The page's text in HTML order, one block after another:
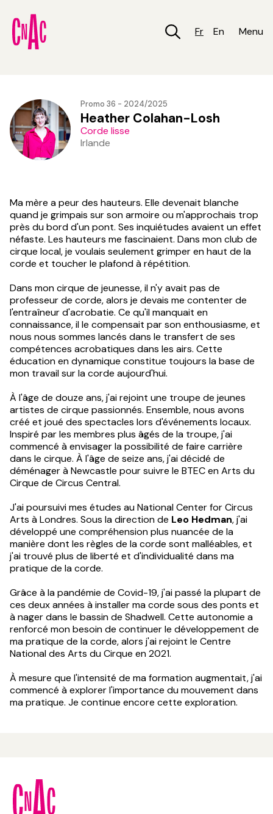
contenu
principal
Fr En Menu
Promo 36 - 2024/2025
Heather Colahan-Losh
Corde lisse
Irlande
Ma mère a peur des hauteurs. Elle devenait blanche
quand je grimpais sur son armoire ou m'approchais trop
près du bord d'un pont. Ses inquiétudes avaient un effet
néfaste. Les hauteurs me fascinaient. Dans mon club de
cirque local, je voulais seulement grimper en haut de la
corde et toucher le plafond à répétition.
Dans mon cirque de jeunesse, il n'y avait pas de
professeur de corde, alors je devais me contenter de
l'entraîneur d'acrobatie. Ce qu'il manquait en
connaissance, il le compensait par son enthousiasme, et
nous nous sommes lancés dans le transfert de ses
compétences acrobatiques dans les airs. Cette
éducation en dynamique constitue toujours la base de
mon travail sur la corde aujourd'hui.
À l'âge de douze ans, j'ai rejoint une troupe de jeunes
artistes de cirque passionnés. Ensemble, nous avons
créé et joué des spectacles lors d'événements locaux.
Inspiré par les membres plus âgés de la troupe, j'ai
commencé à envisager la possibilité de faire carrière
dans le cirque. À l'âge de seize ans, j'ai décidé de
déménager à Newcastle pour suivre le BTEC en Arts du
Cirque de Circus Central.
J'ai poursuivi mes études au National Center for Circus
Arts à Londres. Sous la direction de Leo Hedman, j'ai
développé une compréhension plus nuancée de la
manière dont les règles de la corde sont malléables, et
j'ai trouvé plus de liberté et d'individualité dans ma
pratique de la corde.
Grâce à la pandémie de Covid-19, j'ai passé la plupart de
ces deux années à installer ma corde sous des ponts et
à nager dans le bassin de Shadwell. Cette autonomie a
renforcé mon besoin de continuer le développement de
ma pratique de la corde, alors j'ai rejoint le Centre
National des Arts du Cirque en 2021.
À mesure que l'intensité de ma formation augmentait, j'ai
commencé à explorer l'importance du mouvement dans
ma pratique. Je continue encore cette exploration.